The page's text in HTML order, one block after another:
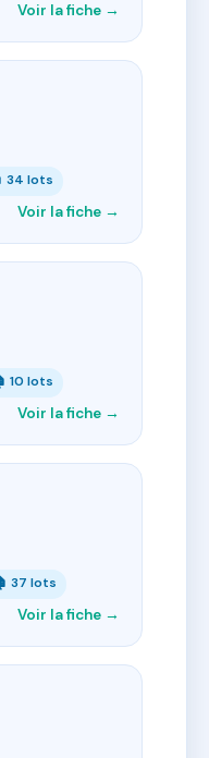
Voir la fiche →
34 lots
Voir la fiche →
10 lots
Voir la fiche →
37 lots
Voir la fiche →